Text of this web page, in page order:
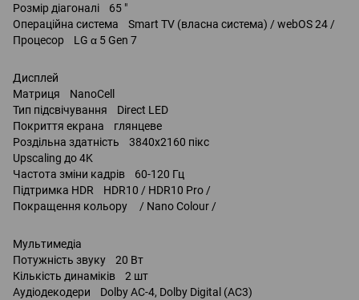
Розмір діагоналі 65 "
Операційна система Smart TV (власна система) / webOS 24 /
Процесор LG α 5 Gen 7
Дисплей
Матриця NanoCell
Тип підсвічування Direct LED
Покриття екрана глянцеве
Роздільна здатність 3840x2160 пікс
Upscaling до 4K
Частота зміни кадрів 60-120 Гц
Підтримка HDR HDR10 / HDR10 Pro /
Покращення кольору / Nano Colour /
Мультимедіа
Потужність звуку 20 Вт
Кількість динаміків 2 шт
Аудіодекодери Dolby AC-4, Dolby Digital (AC3)